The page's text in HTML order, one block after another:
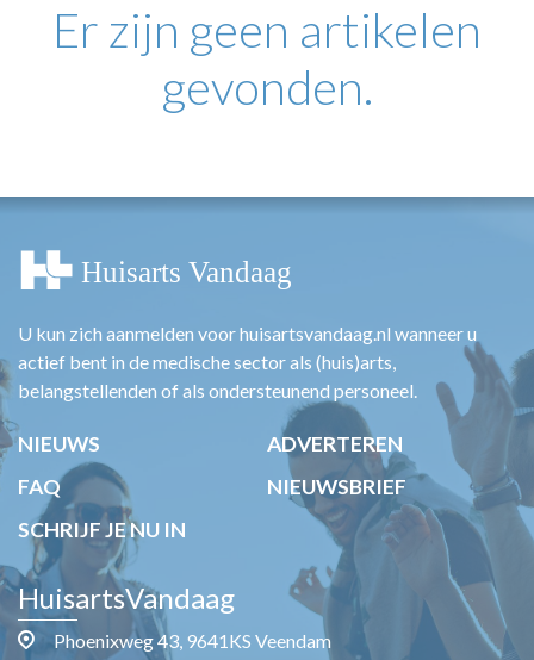
NHG
LHV
OPINIE
TARIEVEN
MEDISCHE VAKHANDEL
REGISTRATIE
Er zijn geen artikelen
gevonden.
U kun zich aanmelden voor huisartsvandaag.nl wanneer u
actief bent in de medische sector als (huis)arts,
belangstellenden of als ondersteunend personeel.
NIEUWS
ADVERTEREN
FAQ
NIEUWSBRIEF
SCHRIJF JE NU IN
HuisartsVandaag
Phoenixweg 43, 9641KS Veendam